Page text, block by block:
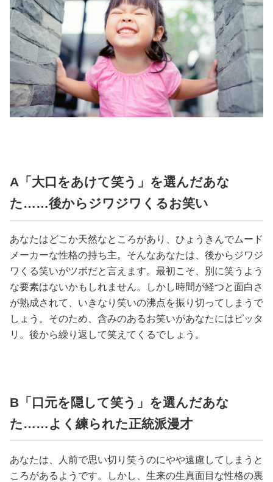
美容/健康
ワークスタイル
妊娠/出産/家族
トラベル
カルチャー/エンタメ
占い
性と愛
A「大口をあけて笑う」を選んだあな
た……後からジワジワくるお笑い
あなたはどこか天然なところがあり、ひょうきんでムード
メーカーな性格の持ち主。そんなあなたは、後からジワジ
ワくる笑いがツボだと言えます。最初こそ、別に笑うよう
な要素はないかもしれません。しかし時間が経つと面白さ
が熟成されて、いきなり笑いの沸点を振り切ってしまうで
しょう。そのため、含みのあるお笑いがあなたにはピッタ
リ。後から繰り返して笑えてくるでしょう。
B「口元を隠して笑う」を選んだあな
た……よく練られた正統派漫才
あなたは、人前で思い切り笑うのにやや遠慮してしまうと
ころがあるようです。しかし、生来の生真面目な性格の裏